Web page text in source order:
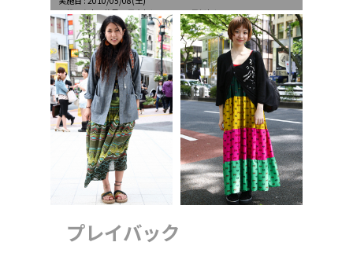
天候 : 晴時々薄曇、最高気温23.7℃、最低気温16.0℃
プレイバック